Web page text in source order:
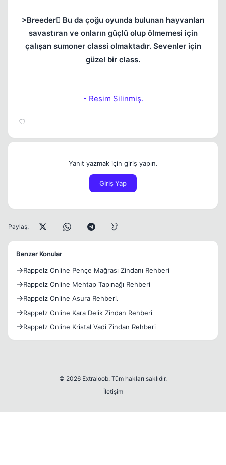
>Breeder Bu da çoğu oyunda bulunan hayvanları
savastıran ve onların güçlü olup ölmemesi için
çalışan sumoner classi olmaktadır. Sevenler için
güzel bir class.
- Resim Silinmiş.
Yanıt yazmak için giriş yapın.
Giriş Yap
Paylaş:
Benzer Konular
Rappelz Online Pençe Mağrası Zindanı Rehberi
Rappelz Online Mehtap Tapınağı Rehberi
Rappelz Online Asura Rehberi.
Rappelz Online Kara Delik Zindan Rehberi
Rappelz Online Kristal Vadi Zindan Rehberi
© 2026 Extraloob. Tüm hakları saklıdır.
İletişim